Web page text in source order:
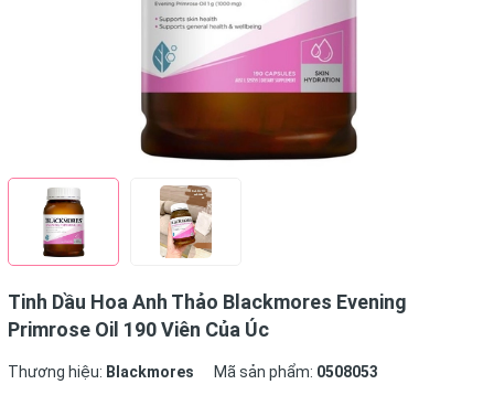
Tinh Dầu Hoa Anh Thảo Blackmores Evening
Primrose Oil 190 Viên Của Úc
Thương hiệu: Blackmores Mã sản phẩm: 0508053